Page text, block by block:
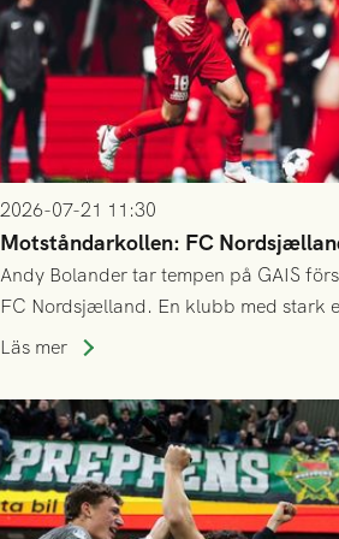
2026-07-21 11:30
Motståndarkollen: FC
Andy Bolander tar tempen på GAIS
FC Nordsjælland. En klubb med stark
publiksnitt, ett lag med både kollektiv
Läs mer